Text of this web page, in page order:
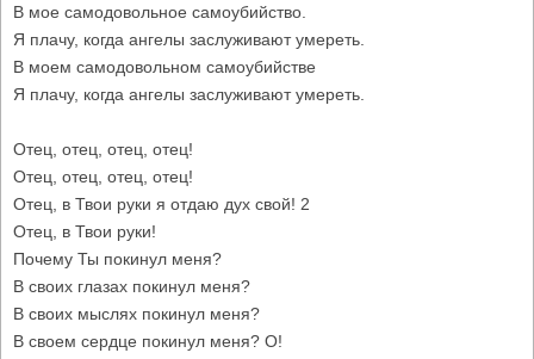
В мое самодовольное самоубийство.
Я плачу, когда ангелы заслуживают умереть.
В моем самодовольном самоубийстве
Я плачу, когда ангелы заслуживают умереть.
Отец, отец, отец, отец!
Отец, отец, отец, отец!
Отец, в Твои руки я отдаю дух свой! 2
Отец, в Твои руки!
Почему Ты покинул меня?
В своих глазах покинул меня?
В своих мыслях покинул меня?
В своем сердце покинул меня? О!